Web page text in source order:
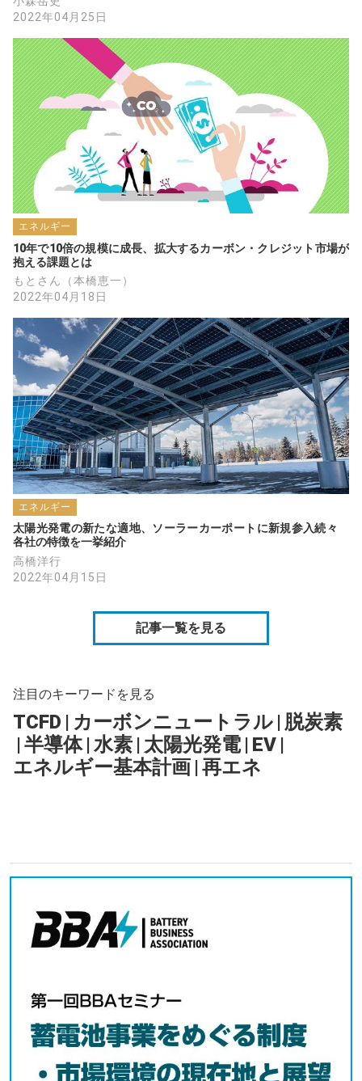
2022年04月25日
エネルギー
10年で10倍の規模に成長、拡大するカーボン・クレジット市場が
抱える課題とは
もとさん（本橋恵一）
2022年04月18日
エネルギー
太陽光発電の新たな適地、ソーラーカーポートに新規参入続々
各社の特徴を一挙紹介
高橋洋行
2022年04月15日
記事一覧を見る
注目のキーワードを見る
TCFD | カーボンニュートラル | 脱炭素
|半導体 |水素 | 太陽光発電 | EV |
エネルギー基本計画 |再エネ